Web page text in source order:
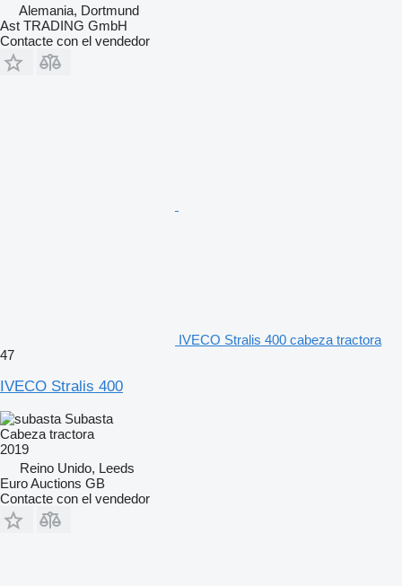
Alemania, Dortmund
Ast TRADING GmbH
Contacte con el vendedor
IVECO Stralis 400 cabeza tractora
47
IVECO Stralis 400
Subasta
Cabeza tractora
2019
Reino Unido, Leeds
Euro Auctions GB
Contacte con el vendedor